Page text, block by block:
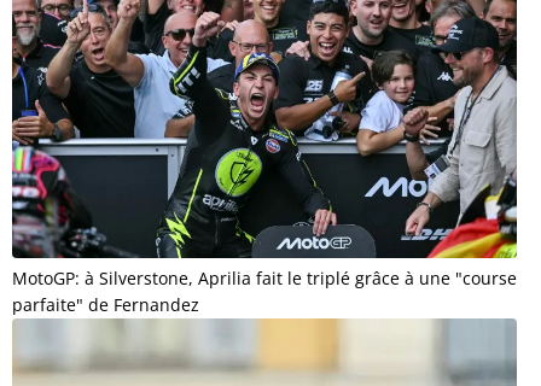
MotoGP: à Silverstone, Aprilia fait le triplé grâce à une "course
parfaite" de Fernandez